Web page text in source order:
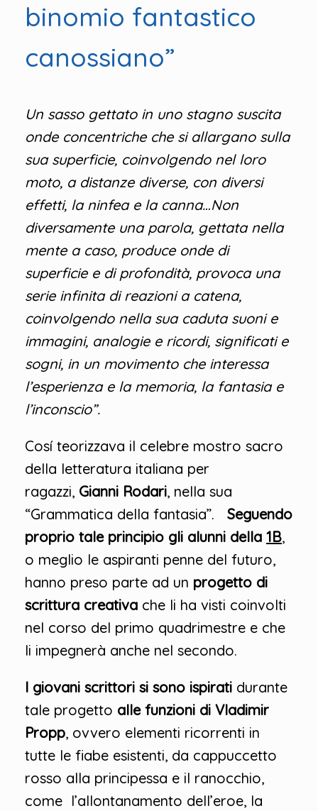
binomio fantastico
canossiano”
Un sasso gettato in uno stagno suscita
onde concentriche che si allargano sulla
sua superficie, coinvolgendo nel loro
moto, a distanze diverse, con diversi
effetti, la ninfea e la canna…Non
diversamente una parola, gettata nella
mente a caso, produce onde di
superficie e di profondità, provoca una
serie infinita di reazioni a catena,
coinvolgendo nella sua caduta suoni e
immagini, analogie e ricordi, significati e
sogni, in un movimento che interessa
l’esperienza e la memoria, la fantasia e
l’inconscio”.
Cosí teorizzava il celebre mostro sacro
della letteratura italiana per
ragazzi, Gianni Rodari, nella sua
“Grammatica della fantasia”. Seguendo
proprio tale principio gli alunni della 1B,
o meglio le aspiranti penne del futuro,
hanno preso parte ad un progetto di
scrittura creativa che li ha visti coinvolti
nel corso del primo quadrimestre e che
li impegnerà anche nel secondo.
I giovani scrittori si sono ispirati durante
tale progetto alle funzioni di Vladimir
Propp, ovvero elementi ricorrenti in
tutte le fiabe esistenti, da cappuccetto
rosso alla principessa e il ranocchio,
come l’allontanamento dell’eroe, la